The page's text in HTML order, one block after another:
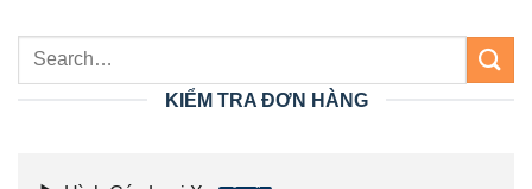
KIỂM TRA ĐƠN HÀNG